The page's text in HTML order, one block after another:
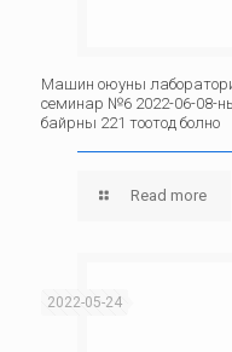
Машин оюуны
семинар №6 2022-06-08-
байрны 221 тоотод болно
Read more
2022-05-24